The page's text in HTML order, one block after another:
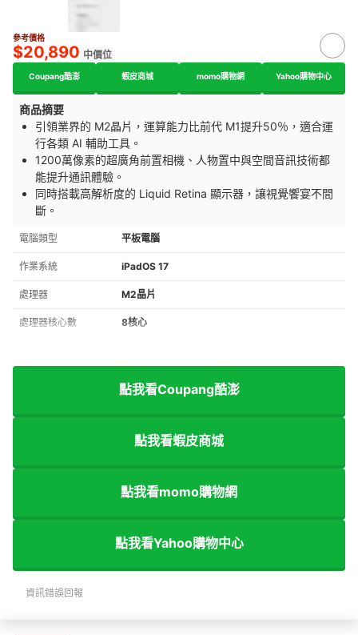
參考價格
$20,890 中價位
Coupang酷澎 蝦皮商城 momo購物網 Yahoo購物中心
商品摘要
引領業界的 M2晶片，運算能力比前代 M1提升50％，適合運
行各類 AI 輔助工具。
1200萬像素的超廣角前置相機、人物置中與空間音訊技術都
能提升通訊體驗。
同時搭載高解析度的 Liquid Retina 顯示器，讓視覺饗宴不間
斷。
電腦類型 平板電腦
作業系統 iPadOS 17
處理器 M2晶片
處理器核心數 8核心
點我看Coupang酷澎
點我看蝦皮商城
點我看momo購物網
點我看Yahoo購物中心
資訊錯誤回報